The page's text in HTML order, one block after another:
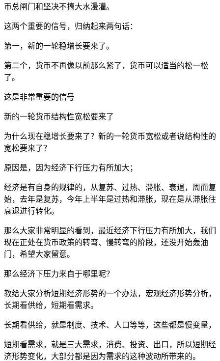
币总闸门和坚决不搞大水漫灌。
这两个重要的信号，归纳起来两句话：
第一，新的一轮稳增长要来了。
第二个，货币不再像以前那么紧了，货币可以适当的松一松
了。
这是非常重要的信号
新的一轮货币结构性宽松要来了
为什么现在稳增长要来了？新的一轮货币宽松或者说结构性的
宽松要来了？
原因是，因为经济下行压力有所加大；
经济是有自身的规律的，从复苏、过热、滞胀、衰退，周而复
始，去年是复苏，今年上半年是过热和滞胀，现在是从滞胀往
衰退进行转化。
那么大家非常明显的看到，最近经济下行压力有所加大，我们
现在正处在货币政策的转弯、慢转弯的阶段，还没开始轰油
门，希望大家留意。
那么经济下压力来自于哪里呢？
教给大家分析短期经济形势的一个办法，宏观经济形势分析，
长期看供给，短期看需求。
长期看供给，就是制度、技术、人口等等，这些都是慢变量，
短期看需求，就是三大需求，消费、投资、出口，所以短期经
济形势变化，大部分都是因为需求的这种波动所带来的。